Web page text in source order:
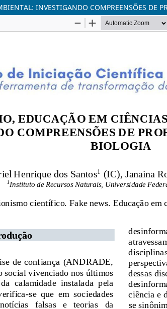
INVESTIGANDO COMPREENSÕES DE